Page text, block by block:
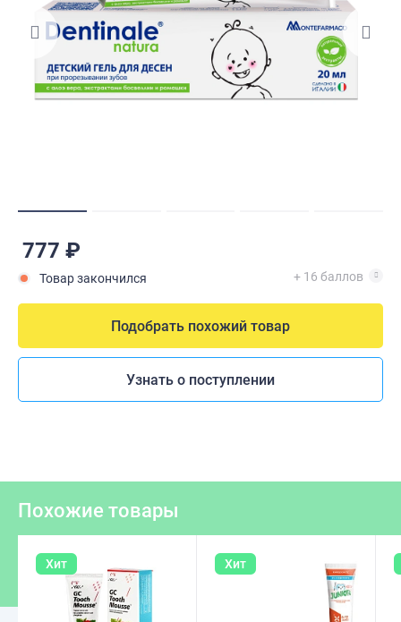
777 ₽
Товар закончился + 16 баллов
Подобрать похожий товар
Узнать о поступлении
Похожие товары
Хит Хит